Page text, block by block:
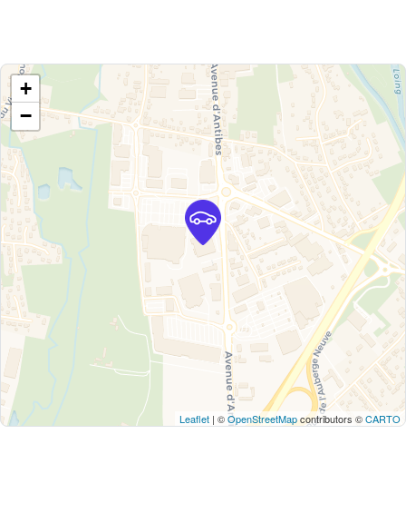
+
−
Leaflet | ©OpenStreetMapcontributors ©CARTO